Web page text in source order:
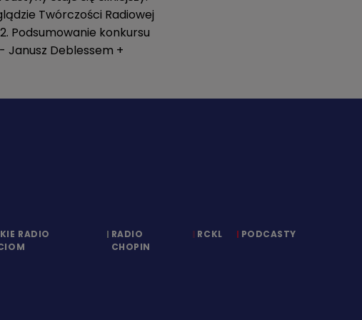
Twórczości Radiowej
Podsumowanie konkursu
Janusz Deblessem +
RADIO
RADIO
CHOPIN
RCKL PODCASTY